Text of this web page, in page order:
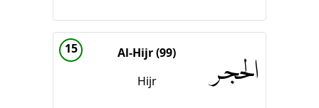
15
Al-Hijr (99)
Hijr
الحجر